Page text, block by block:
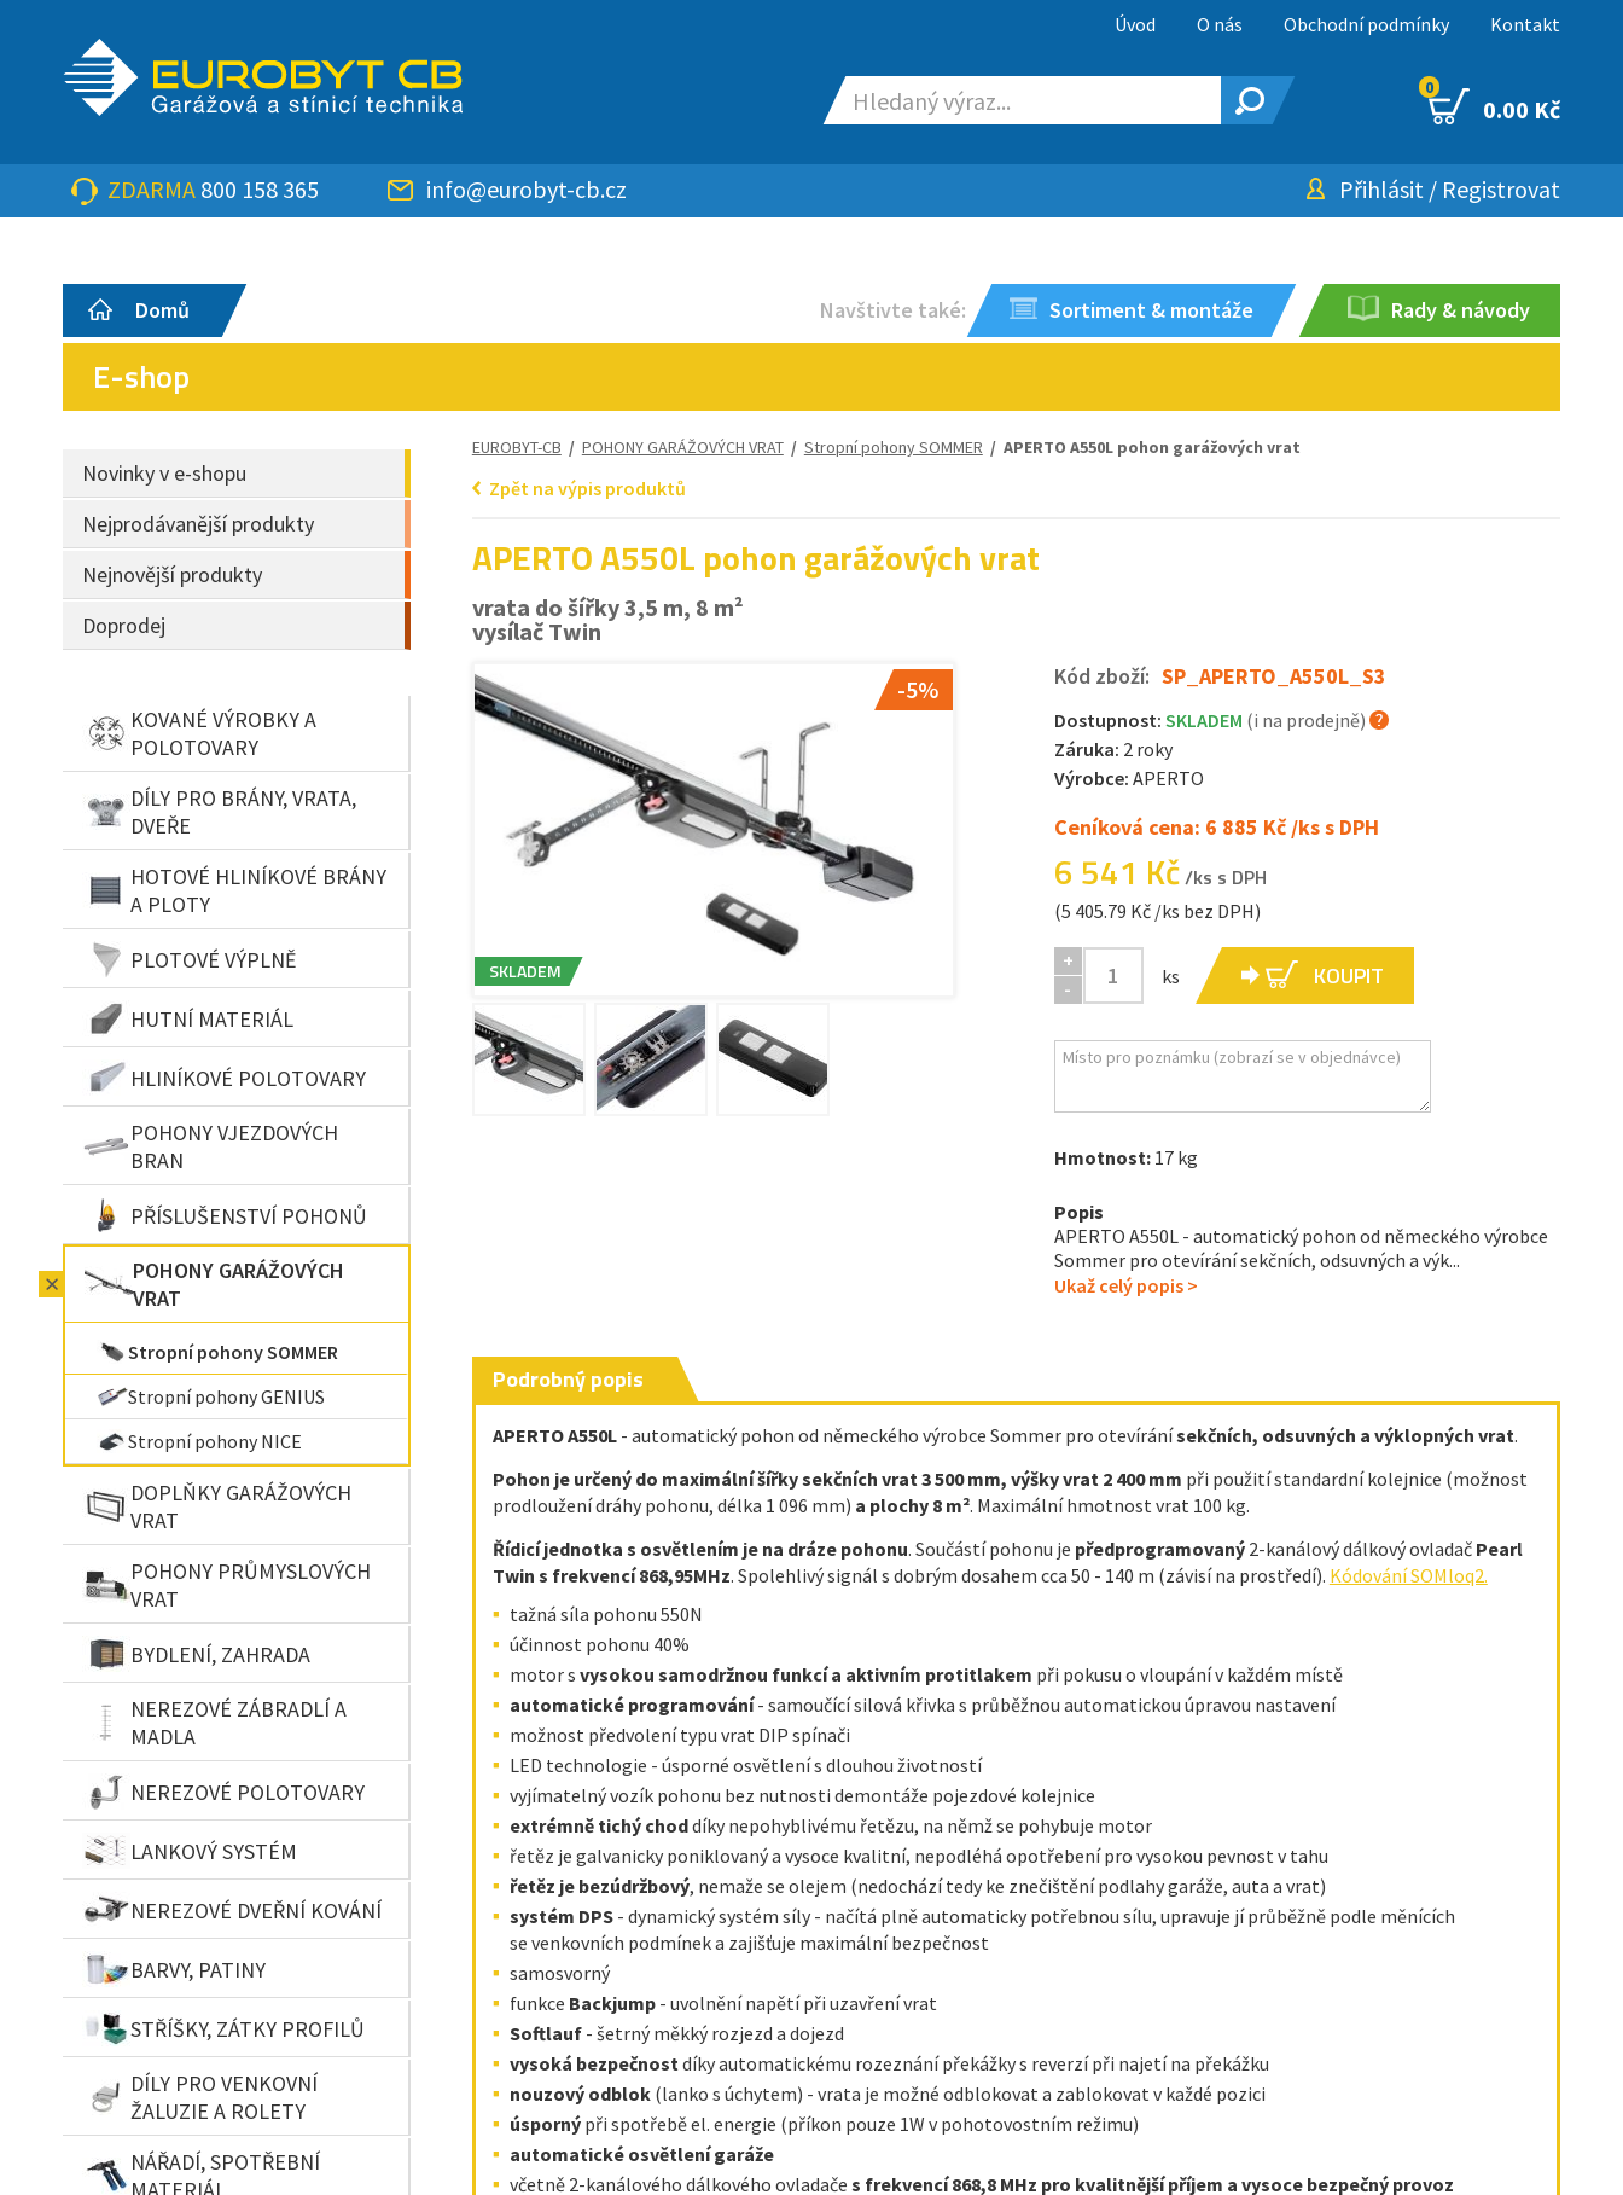
Úvod O nás Obchodní podmínky Kontakt
0
0.00 Kč
ZDARMA 800 158 365 info@eurobyt-cb.cz Přihlásit / Registrovat
Domů Navštivte také: Sortiment & montáže Rady & návody
E-shop
Novinky v e-shopu
Nejprodávanější produkty
Nejnovější produkty
Doprodej
KOVANÉ VÝROBKY A
POLOTOVARY
DÍLY PRO BRÁNY, VRATA,
DVEŘE
HOTOVÉ HLINÍKOVÉ BRÁNY
A PLOTY
PLOTOVÉ VÝPLNĚ
HUTNÍ MATERIÁL
HLINÍKOVÉ POLOTOVARY
POHONY VJEZDOVÝCH
BRAN
PŘÍSLUŠENSTVÍ POHONŮ
POHONY GARÁŽOVÝCH
VRAT
Stropní pohony SOMMER
Stropní pohony GENIUS
Stropní pohony NICE
DOPLŇKY GARÁŽOVÝCH
VRAT
POHONY PRŮMYSLOVÝCH
VRAT
BYDLENÍ, ZAHRADA
NEREZOVÉ ZÁBRADLÍ A
MADLA
NEREZOVÉ POLOTOVARY
LANKOVÝ SYSTÉM
NEREZOVÉ DVEŘNÍ KOVÁNÍ
BARVY, PATINY
STŘÍŠKY, ZÁTKY PROFILŮ
DÍLY PRO VENKOVNÍ
ŽALUZIE A ROLETY
NÁŘADÍ, SPOTŘEBNÍ
EUROBYT-CB / POHONY GARÁŽOVÝCH VRAT/ Stropní pohony SOMMER / APERTO A550L pohon garážových vrat
Zpět na výpis produktů
APERTO A550L pohon garážových vrat
vrata do šířky 3,5 m, 8 m²
vysílač Twin
-5%
SKLADEM
Kód zboží: SP_APERTO_A550L_S3
Dostupnost: SKLADEM (i na prodejně)
Záruka: 2 roky
Výrobce: APERTO
Ceníková cena: 6 885 Kč /ks s DPH
6 541 Kč/ks s DPH
(5 405.79 Kč /ks bez DPH)
+
-
ks KOUPIT
Hmotnost:17 kg
Popis
APERTO A550L - automatický pohon od německého výrobce
Sommer pro otevírání sekčních, odsuvných a výk...
Ukaž celý popis >
Podrobný popis
APERTO A550L - automatický pohon od německého výrobce Sommer pro otevíránísekčních, odsuvných a výklopných vrat.
Pohon je určený do maximální šířky sekčních vrat 3 500 mm, výšky vrat 2 400 mm při použití standardní kolejnice (možnost
prodloužení dráhy pohonu, délka 1 096 mm) a plochy 8 m². Maximální hmotnost vrat 100 kg.
Řídicí jednotka s osvětlením je na dráze pohonu. Součástí pohonu je předprogramovaný2-kanálový dálkový ovladač Pearl
Twin s frekvencí 868,95MHz. Spolehlivý signál s dobrým dosahem cca 50 - 140 m (závisí na prostředí). Kódování SOMloq2.
tažná síla pohonu 550N
účinnost pohonu 40%
motor s vysokou samodržnou funkcí a aktivním protitlakem při pokusu o vloupání v každém místě
automatické programování- samoučící silová křivka s průběžnou automatickou úpravou nastavení
možnost předvolení typu vrat DIP spínači
LED technologie - úsporné osvětlení s dlouhou životností
vyjímatelný vozík pohonu bez nutnosti demontáže pojezdové kolejnice
extrémně tichý choddíky nepohyblivému řetězu, na němž se pohybuje motor
řetěz je galvanicky poniklovaný a vysoce kvalitní, nepodléhá opotřebení pro vysokou pevnost v tahu
řetěz je bezúdržbový, nemaže se olejem (nedochází tedy ke znečištění podlahy garáže, auta a vrat)
systém DPS- dynamický systém síly - načítá plně automaticky potřebnou sílu, upravuje jí průběžně podle měnících
se venkovních podmínek a zajišťuje maximální bezpečnost
samosvorný
funkce Backjump- uvolnění napětí při uzavření vrat
Softlauf- šetrný měkký rozjezd a dojezd
vysoká bezpečnostdíky automatickému rozeznání překážky s reverzí při najetí na překážku
nouzový odblok(lanko s úchytem) - vrata je možné odblokovat a zablokovat v každé pozici
úspornýpři spotřebě el. energie (příkon pouze 1W v pohotovostním režimu)
automatické osvětlení garáže
včetně 2-kanálového dálkového ovladače s frekvencí 868,8 MHz pro kvalitnější příjem a vysoce bezpečný provoz